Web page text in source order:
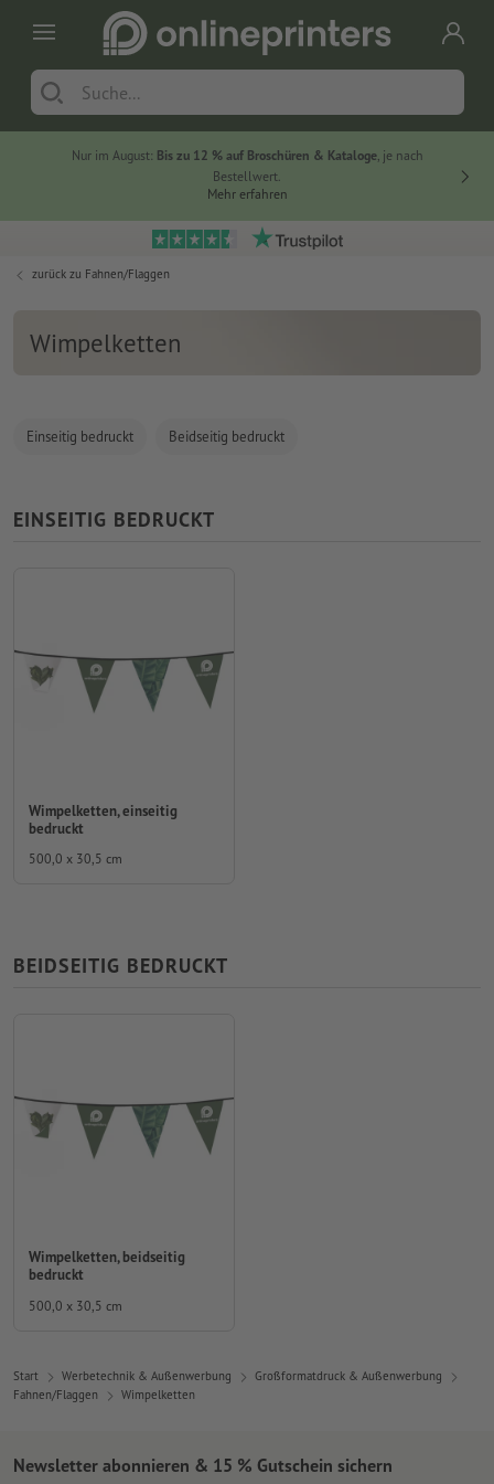
Nur im August: Bis zu 12 % auf Broschüren & Kataloge, je nach
Bestellwert.
Mehr erfahren
zurück zu Fahnen/Flaggen
Wimpelketten
Einseitig bedruckt Beidseitig bedruckt
EINSEITIG BEDRUCKT
Wimpelketten, einseitig
bedruckt
500,0 x 30,5 cm
BEIDSEITIG BEDRUCKT
Wimpelketten, beidseitig
bedruckt
500,0 x 30,5 cm
Start Werbetechnik & Außenwerbung
Großformatdruck & Außenwerbung
Fahnen/Flaggen
Wimpelketten
Newsletter abonnieren & 15 % Gutschein sichern